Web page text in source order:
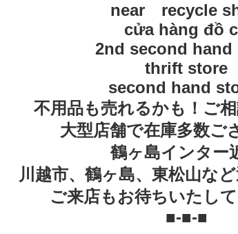
near recycle
cửa hàng đồ
2nd second hand
thrift store
second hand
不用品も売れるかも！ご
大型店舗で在庫多数ご
鶴ヶ島インター
川越市、鶴ヶ島、東松山な
ご来店もお待ちいたし
■-■-■